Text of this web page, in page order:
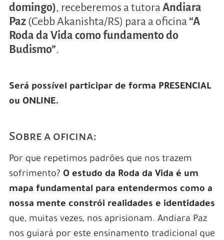
domingo), receberemos a tutoraAndiara
Paz(Cebb Akanishta/RS) para a oficina“A
Roda da Vida como fundamento do
Budismo”.
Será possível participar de forma PRESENCIAL
ou ONLINE.
Sobre a oficina:
Por que repetimos padrões que nos trazem
sofrimento? O estudo da Roda da Vida é um
mapa fundamental para entendermos como a
nossa mente constrói realidades e identidades
que, muitas vezes, nos aprisionam. Andiara Paz
nos guiará por este ensinamento tradicional que